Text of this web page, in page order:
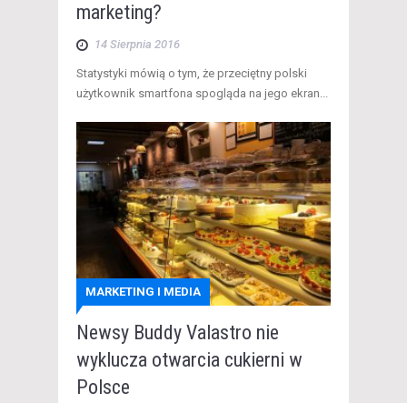
marketing?
14 Sierpnia 2016
Statystyki mówią o tym, że przeciętny polski
użytkownik smartfona spogląda na jego ekran...
MARKETING I MEDIA
Newsy Buddy Valastro nie
wyklucza otwarcia cukierni w
Polsce